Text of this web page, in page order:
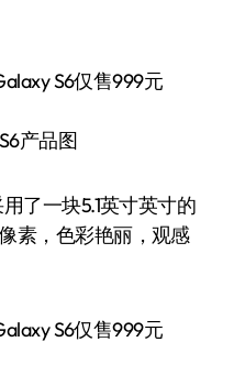
产品图
了一块5.1英寸英寸的
素，色彩艳丽，观感